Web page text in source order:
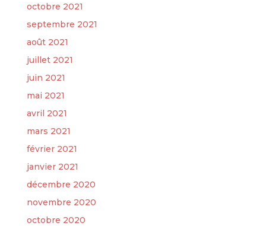
octobre 2021
septembre 2021
août 2021
juillet 2021
juin 2021
mai 2021
avril 2021
mars 2021
février 2021
janvier 2021
décembre 2020
novembre 2020
octobre 2020